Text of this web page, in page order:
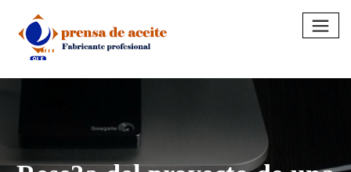
content